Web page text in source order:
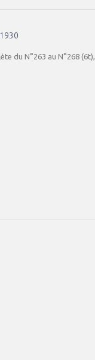
du N°263 au N°268 (6t),